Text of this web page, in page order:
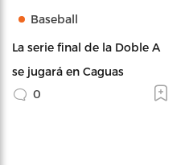
Baseball
La serie final de la Doble A
se jugará en Caguas
0